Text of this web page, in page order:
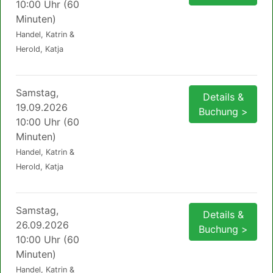
10:00 Uhr (60
Minuten)
Handel, Katrin &
Herold, Katja
Samstag,
19.09.2026
10:00 Uhr (60
Minuten)
Handel, Katrin &
Herold, Katja
Details &
Buchung >
Samstag,
26.09.2026
10:00 Uhr (60
Minuten)
Handel, Katrin &
Details &
Buchung >